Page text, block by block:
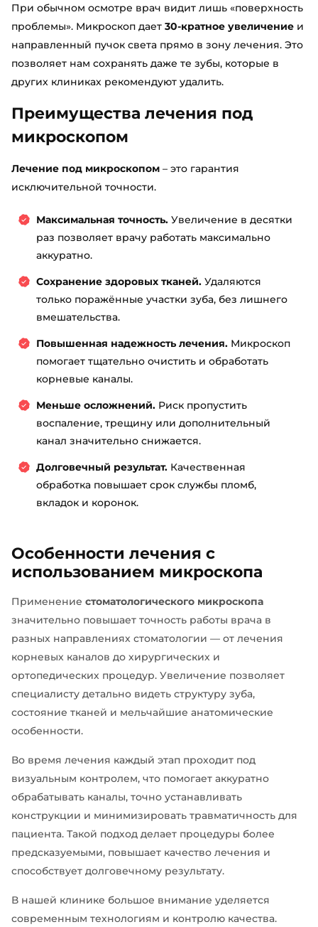
При обычном осмотре врач видит лишь «поверхность
проблемы». Микроскоп дает 30-кратное увеличение и
направленный пучок света прямо в зону лечения. Это
позволяет нам сохранять даже те зубы, которые в
других клиниках рекомендуют удалить.
Преимущества лечения под
микроскопом
Лечение под микроскопом – это гарантия
исключительной точности.
Максимальная точность. Увеличение в десятки
раз позволяет врачу работать максимально
аккуратно.
Сохранение здоровых тканей. Удаляются
только поражённые участки зуба, без лишнего
вмешательства.
Повышенная надежность лечения. Микроскоп
помогает тщательно очистить и обработать
корневые каналы.
Меньше осложнений. Риск пропустить
воспаление, трещину или дополнительный
канал значительно снижается.
Долговечный результат. Качественная
обработка повышает срок службы пломб,
вкладок и коронок.
Особенности лечения с
использованием микроскопа
Применение стоматологического микроскопа
значительно повышает точность работы врача в
разных направлениях стоматологии — от лечения
корневых каналов до хирургических и
ортопедических процедур. Увеличение позволяет
специалисту детально видеть структуру зуба,
состояние тканей и мельчайшие анатомические
особенности.
Во время лечения каждый этап проходит под
визуальным контролем, что помогает аккуратно
обрабатывать каналы, точно устанавливать
конструкции и минимизировать травматичность для
пациента. Такой подход делает процедуры более
предсказуемыми, повышает качество лечения и
способствует долговечному результату.
В нашей клинике большое внимание уделяется
современным технологиям и контролю качества.